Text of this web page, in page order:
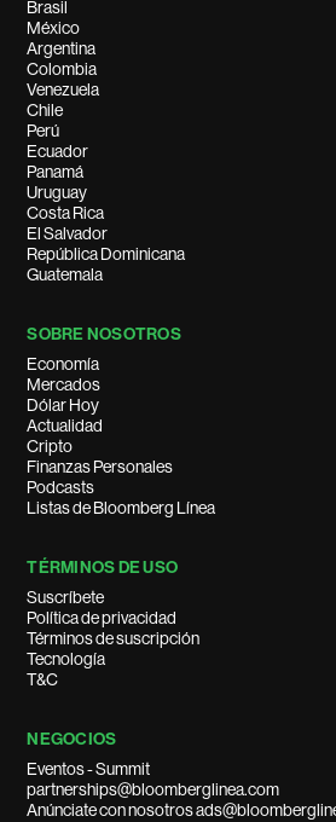
Brasil
México
Argentina
Colombia
Venezuela
Chile
Perú
Ecuador
Panamá
Uruguay
Costa Rica
El Salvador
República Dominicana
Guatemala
SOBRE NOSOTROS
Economía
Mercados
Dólar Hoy
Actualidad
Cripto
Finanzas Personales
Podcasts
Listas de Bloomberg Línea
TÉRMINOS DE USO
Suscríbete
Política de privacidad
Términos de suscripción
Tecnología
T&C
NEGOCIOS
Eventos - Summit
partnerships@bloomberglinea.com
Anúnciate con nosotros